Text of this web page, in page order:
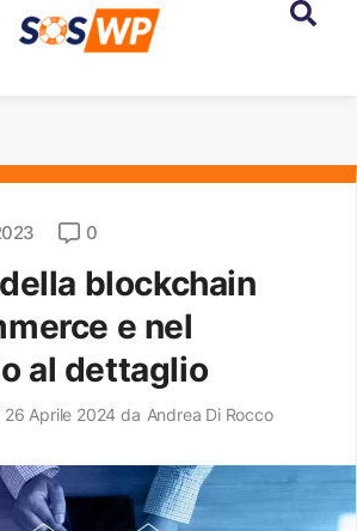
0
blockchain
e nel
al dettaglio
Aprile 2024 da Andrea Di Rocco